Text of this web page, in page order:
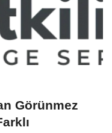
Görünmez